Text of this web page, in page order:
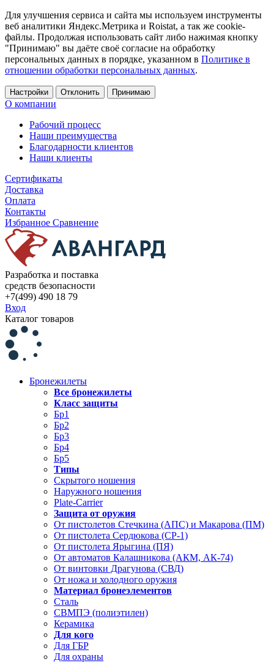
Для улучшения сервиса и сайта мы используем инструменты
веб аналитики Яндекс.Метрика и Roistat, а так же cookie-
файлы. Продолжая использовать сайт либо нажимая кнопку
"Принимаю" вы даёте своё согласие на обработку
персональных данных в порядке, указанном в Политике в
отношении обработки персональных данных.
Настройки Отклонить Принимаю
О компании
Рабочий процесс
Наши преимущества
Благодарности клиентов
Наши клиенты
Сертификаты
Доставка
Оплата
Контакты
Избранное Сравнение
Разработка и поставка
средств безопасности
+7(499) 490 18 79
Вход
Каталог товаров
Бронежилеты
Все бронежилеты
Класс защиты
Бр1
Бр2
Бр3
Бр4
Бр5
Типы
Скрытого ношения
Наружного ношения
Plate-Carrier
Защита от оружия
От пистолетов Стечкина (АПС) и Макарова (ПМ)
От пистолета Сердюкова (СР-1)
От пистолета Ярыгина (ПЯ)
От автоматов Калашникова (АКМ, АК-74)
От винтовки Драгунова (СВД)
От ножа и холодного оружия
Материал бронеэлементов
Сталь
СВМПЭ (полиэтилен)
Керамика
Для кого
Для ГБР
Для охраны